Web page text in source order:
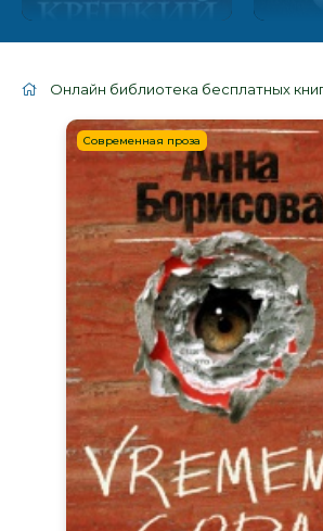
Онлайн библиотека бесплатных
Современная проза